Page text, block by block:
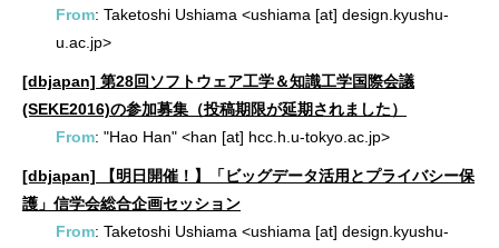
From: Taketoshi Ushiama <ushiama [at] design.kyushu-
u.ac.jp>
[dbjapan] 第28回ソフトウェア工学＆知識工学国際会議
(SEKE2016)の参加募集（投稿期限が延期されました）
From: "Hao Han" <han [at] hcc.h.u-tokyo.ac.jp>
[dbjapan] 【明日開催！】「ビッグデータ活用とプライバシー保
護」信学会総合企画セッション
From: Taketoshi Ushiama <ushiama [at] design.kyushu-